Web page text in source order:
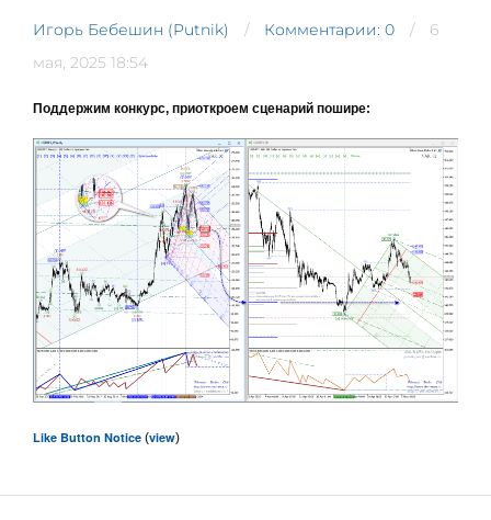
Игорь Бебешин (Putnik) Комментарии: 0
6
мая, 2025 18:54
Поддержим конкурс, приоткроем сценарий пошире:
Like Button Notice (view)